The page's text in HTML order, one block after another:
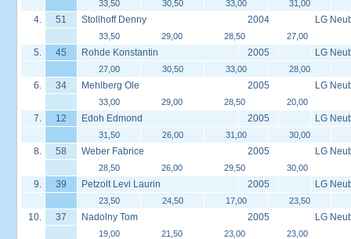
33,50 30,50 33,00 31,00
4. 51 Stollhoff Denny 2004 LG
33,50 29,00 28,50 27,00
5. 45 Rohde Konstantin 2005 LG
27,00 30,50 33,00 28,00
6. 34 Mehlberg Ole 2005 LG
33,00 29,00 28,50 20,00
7. 12 Edoh Edmond 2005 LG
31,50 26,00 31,00 30,00
8. 58 Weber Fabrice 2005 LG
28,50 26,00 29,50 30,00
9. 39 Petzolt Levi Laurin 2005 LG
23,50 24,50 17,00 23,50
10. 37 Nadolny Tom 2005 LG
19,00 21,50 23,00 23,00